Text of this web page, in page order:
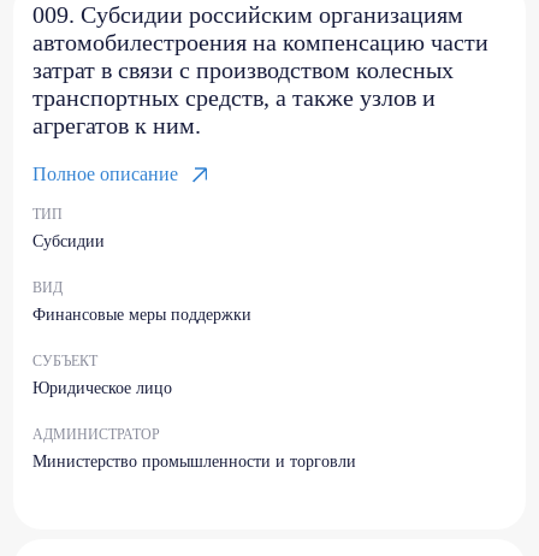
009. Субсидии российским организациям
автомобилестроения на компенсацию части
затрат в связи с производством колесных
транспортных средств, а также узлов и
агрегатов к ним.
Полное описание
ТИП
Субсидии
ВИД
Финансовые меры поддержки
СУБЪЕКТ
Юридическое лицо
АДМИНИСТРАТОР
Министерство промышленности и торговли